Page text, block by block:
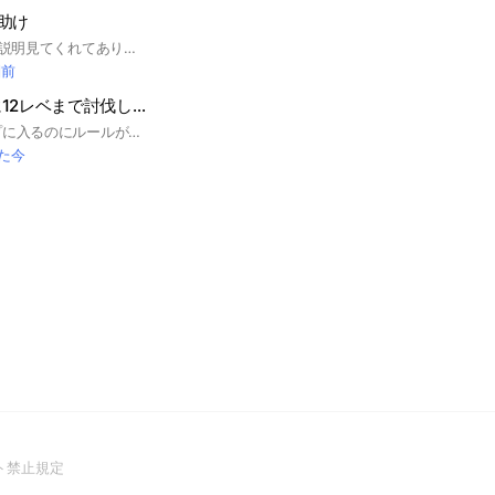
け
【100人目標！！】 説明見てくれてありがとー！ ここはぷにぷにのお助けと雑談をしてるオプです！ フレンド募集、ゲンドリ集め、雑談、助け合いなどなど一緒に楽しくやって行きましょー 初期アイコンはやめて下さい！ しっかりアイコンを付けてから参加して欲しいです！ 即抜けは再参加禁止にします 大事なノートにルール書いてるので入ったら確認お願いしますー キャリー企画もできる時にはやります！ー 誰でも大歓迎です！気になったら是非入ってみてください！ いっしょに攻略頑張ろう！ 荒らしやチーターはお断りです みんなで助け合おう！ 【タグ欄】 #ぷにぷに#攻略#おはじき#ゴルフ#ニャントス#お助け#助け合い#ゲンドリ#コラボ#ホロライブ#にじさんじ#このすば#転すら#お助け企画#フルキャリー#ライブトーク#葬送のフリーレン#陰の実力者になりたくて#リゼロ
みんなでぷにぷに12レベまで討伐しよう！
よろしく！ このオプに入るのにルールがあるよ！ 一つ目チートや、アカウント売買、有料お助けは禁止 二つ目暴言、過度な下ネタは、禁止 三つ目1回このオプの人をお助けしてからお助けを求めよう！(1回目は注意だけど2回目は蹴ります) 四つ目倒し切れるか倒し切れないかを言おう みんなでルールを守って攻略を頑張ろう！ #ゴルフ#お助け#武道会#転生したらスライムだった件#転スラ#ホロライブ#ぷにぷに#花嫁#東リべ#転生したらスライムだった件#転スラ#サンデー#おはじき#上級者#中級者#初心者#ぷにステ#雑談#周回#おかえり#ゲンドリ#12レベ#このすば#スコアタ#おはじき#ぷにぷにお助け#ゲート#ゲーム#ワイポ
今
禁止規定(Open